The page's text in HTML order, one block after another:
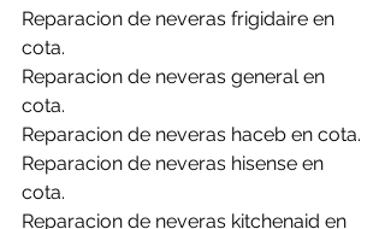
Reparacion de neveras frigidaire en
cota.
Reparacion de neveras general en
cota.
Reparacion de neveras haceb en cota.
Reparacion de neveras hisense en
cota.
Reparacion de neveras kitchenaid en